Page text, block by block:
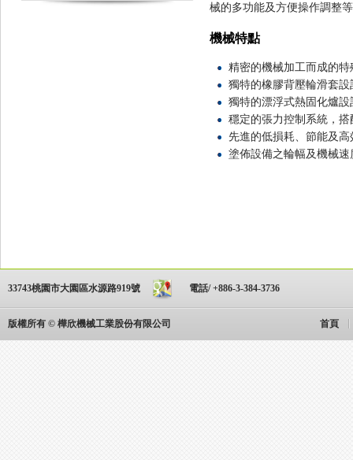
械的多功能及方便操作調整
機械特點
精密的機械加工而成的
獨特的橡膠背壓輪滑套
獨特的漂浮式熱固化爐
穩定的張力控制系統，
先進的低損耗、節能及
塗佈設備之輪幅及機械
33743桃園市大園區水源路919號 電話/ +886-3-384-3736
版權所有 © 樺欣機械工業股份有限公司 首頁